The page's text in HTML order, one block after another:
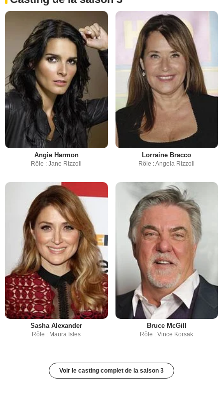
Angie Harmon
Rôle : Jane Rizzoli
Lorraine Bracco
Rôle : Angela Rizzoli
Sasha Alexander
Rôle : Maura Isles
Bruce McGill
Rôle : Vince Korsak
Voir le casting complet de la saison 3